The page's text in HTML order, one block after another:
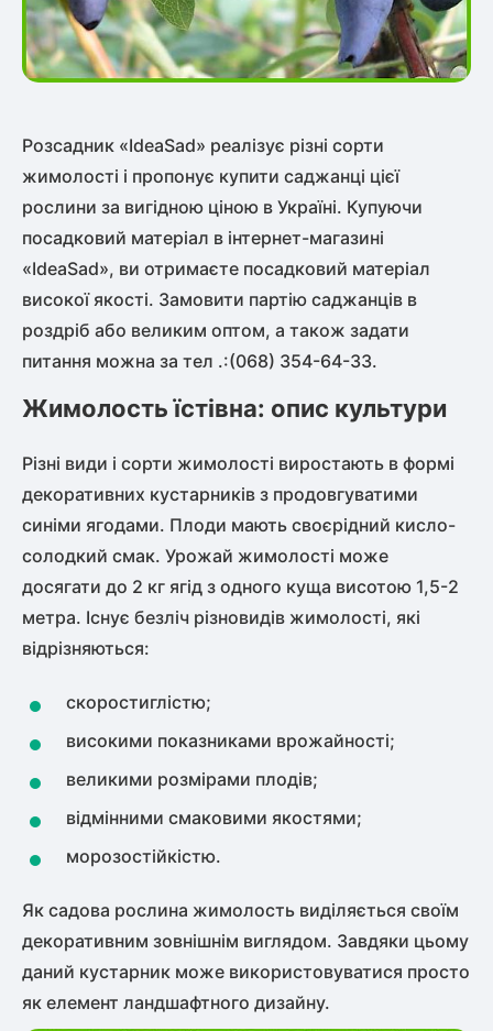
Розсадник «IdeaSad» реалізує різні сорти
жимолості і пропонує купити саджанці цієї
рослини за вигідною ціною в Україні. Купуючи
посадковий матеріал в інтернет-магазині
«IdeaSad», ви отримаєте посадковий матеріал
високої якості. Замовити партію саджанців в
роздріб або великим оптом, а також задати
питання можна за тел .:(068) 354-64-33.
Жимолость їстівна: опис культури
Різні види і сорти жимолості виростають в формі
декоративних кустарників з продовгуватими
синіми ягодами. Плоди мають своєрідний кисло-
солодкий смак. Урожай жимолості може
досягати до 2 кг ягід з одного куща висотою 1,5-2
метра. Існує безліч різновидів жимолості, які
відрізняються:
скоростиглістю;
високими показниками врожайності;
великими розмірами плодів;
відмінними смаковими якостями;
морозостійкістю.
Як садова рослина жимолость виділяється своїм
декоративним зовнішнім виглядом. Завдяки цьому
даний кустарник може використовуватися просто
як елемент ландшафтного дизайну.